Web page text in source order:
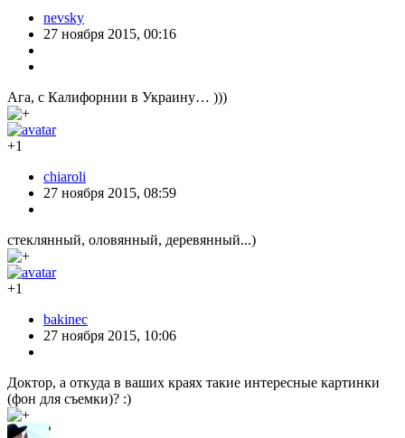
nevsky
27 ноября 2015, 00:16
Ага, с Калифорнии в Украину… )))
+1
chiaroli
27 ноября 2015, 08:59
стеклянный, оловянный, деревянный...)
+1
bakinec
27 ноября 2015, 10:06
Доктор, а откуда в ваших краях такие интересные картинки
(фон для съемки)? :)